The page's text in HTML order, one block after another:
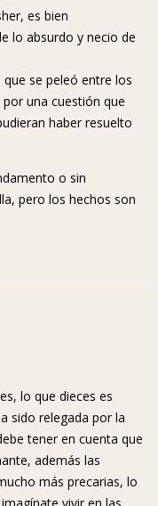
es bien
lo absurdo y necio de
que se peleó entre los
una cuestión que
haber resuelto
o sin
pero los hechos son
lo que dieces es
sido relegada por la
tener en cuenta que
además las
más precarias, lo